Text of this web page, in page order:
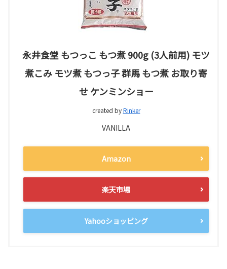
永井食堂 もつっこ もつ煮 900g (3人前用) モツ
煮こみ モツ煮 もつっ子 群馬 もつ煮 お取り寄
せ ケンミンショー
created byRinker
VANILLA
Amazon
楽天市場
Yahooショッピング